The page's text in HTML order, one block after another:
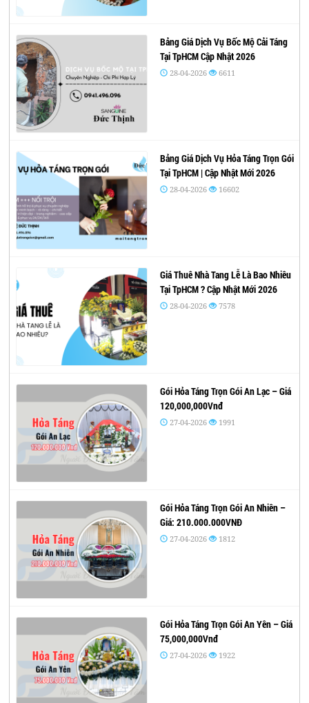
Bảng Giá Dịch Vụ Bốc Mộ Cải Táng
Tại TpHCM Cập Nhật 2026
28-04-2026 6611
Bảng Giá Dịch Vụ Hỏa Táng Trọn Gói
Tại TpHCM | Cập Nhật Mới 2026
28-04-2026 16602
Giá Thuê Nhà Tang Lễ Là Bao Nhiêu
Tại TpHCM ? Cập Nhật Mới 2026
28-04-2026 7578
Gói Hỏa Táng Trọn Gói An Lạc – Giá
120,000,000Vnđ
27-04-2026 1991
Gói Hỏa Táng Trọn Gói An Nhiên –
Giá: 210.000.000VNĐ
27-04-2026 1812
Gói Hỏa Táng Trọn Gói An Yên – Giá
75,000,000Vnđ
27-04-2026 1922